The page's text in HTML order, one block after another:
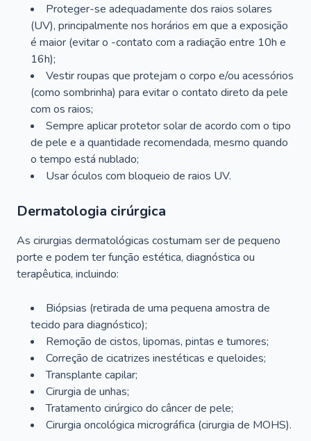
Proteger-se adequadamente dos raios solares
(UV), principalmente nos horários em que a exposição
é maior (evitar o -contato com a radiação entre 10h e
16h);
Vestir roupas que protejam o corpo e/ou acessórios
(como sombrinha) para evitar o contato direto da pele
com os raios;
Sempre aplicar protetor solar de acordo com o tipo
de pele e a quantidade recomendada, mesmo quando
o tempo está nublado;
Usar óculos com bloqueio de raios UV.
Dermatologia cirúrgica
As cirurgias dermatológicas costumam ser de pequeno
porte e podem ter função estética, diagnóstica ou
terapêutica, incluindo:
Biópsias (retirada de uma pequena amostra de
tecido para diagnóstico);
Remoção de cistos, lipomas, pintas e tumores;
Correção de cicatrizes inestéticas e queloides;
Transplante capilar;
Cirurgia de unhas;
Tratamento cirúrgico do câncer de pele;
Cirurgia oncológica micrográfica (cirurgia de MOHS).